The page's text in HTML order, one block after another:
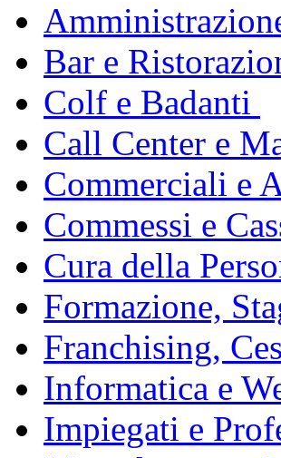
Bar e
Colf e Badanti
Call Center e
Commerciali e
Commessi e
Cura della
Formazione,
Franchising,
Informatica e
Impiegati e